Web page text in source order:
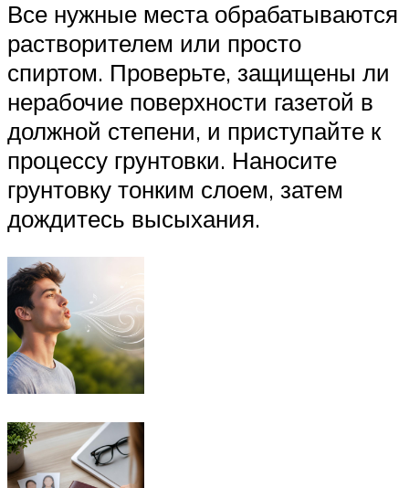
Все нужные места обрабатываются
растворителем или просто
спиртом. Проверьте, защищены ли
нерабочие поверхности газетой в
должной степени, и приступайте к
процессу грунтовки. Наносите
грунтовку тонким слоем, затем
дождитесь высыхания.